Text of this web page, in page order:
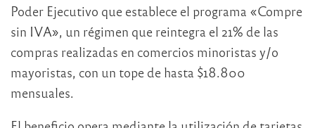
Poder Ejecutivo que establece el programa «Compre
sin IVA», un régimen que reintegra el 21% de las
compras realizadas en comercios minoristas y/o
mayoristas, con un tope de hasta $18.800
mensuales.